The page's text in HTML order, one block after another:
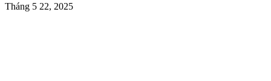
Tháng 5 22, 2025